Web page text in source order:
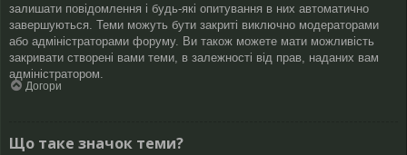
залишати повідомлення і будь-які опитування в них автоматично
завершуються. Теми можуть бути закриті виключно модераторами
або адміністраторами форуму. Ви також можете мати можливість
закривати створені вами теми, в залежності від прав, наданих вам
адміністратором.
Догори
Що таке значок теми?